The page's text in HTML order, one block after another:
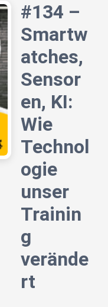
#134 –
Smartw
atches,
Sensor
en, KI:
Wie
Technol
ogie
unser
Trainin
g
verände
rt